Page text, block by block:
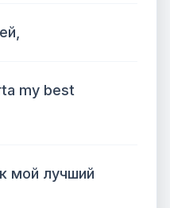
my best
мой лучший